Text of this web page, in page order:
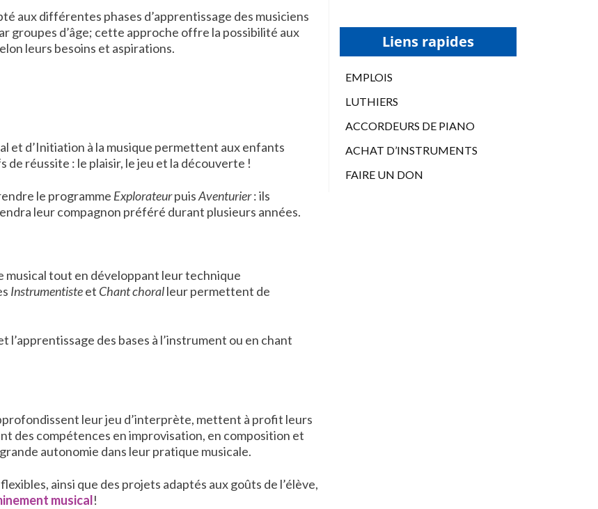
aux différentes phases d’apprentissage des musiciens
groupes d’âge; cette approche offre la possibilité aux
leurs besoins et aspirations.
et d’Initiation à la musique permettent aux enfants
de réussite : le plaisir, le jeu et la découverte !
le programme ExplorateurpuisAventurier: ils
leur compagnon préféré durant plusieurs années.
musical tout en développant leur technique
Instrumentisteet Chant choralleur permettent de
des bases à l’instrument ou en chant
leur jeu d’interprète, mettent à profit leurs
des compétences en improvisation, en composition et
autonomie dans leur pratique musicale.
ainsi que des projets adaptés aux goûts de l’élève,
musical!
Liens rapides
EMPLOIS
LUTHIERS
ACCORDEURS DE PIANO
ACHAT D’INSTRUMENTS
FAIRE UN DON